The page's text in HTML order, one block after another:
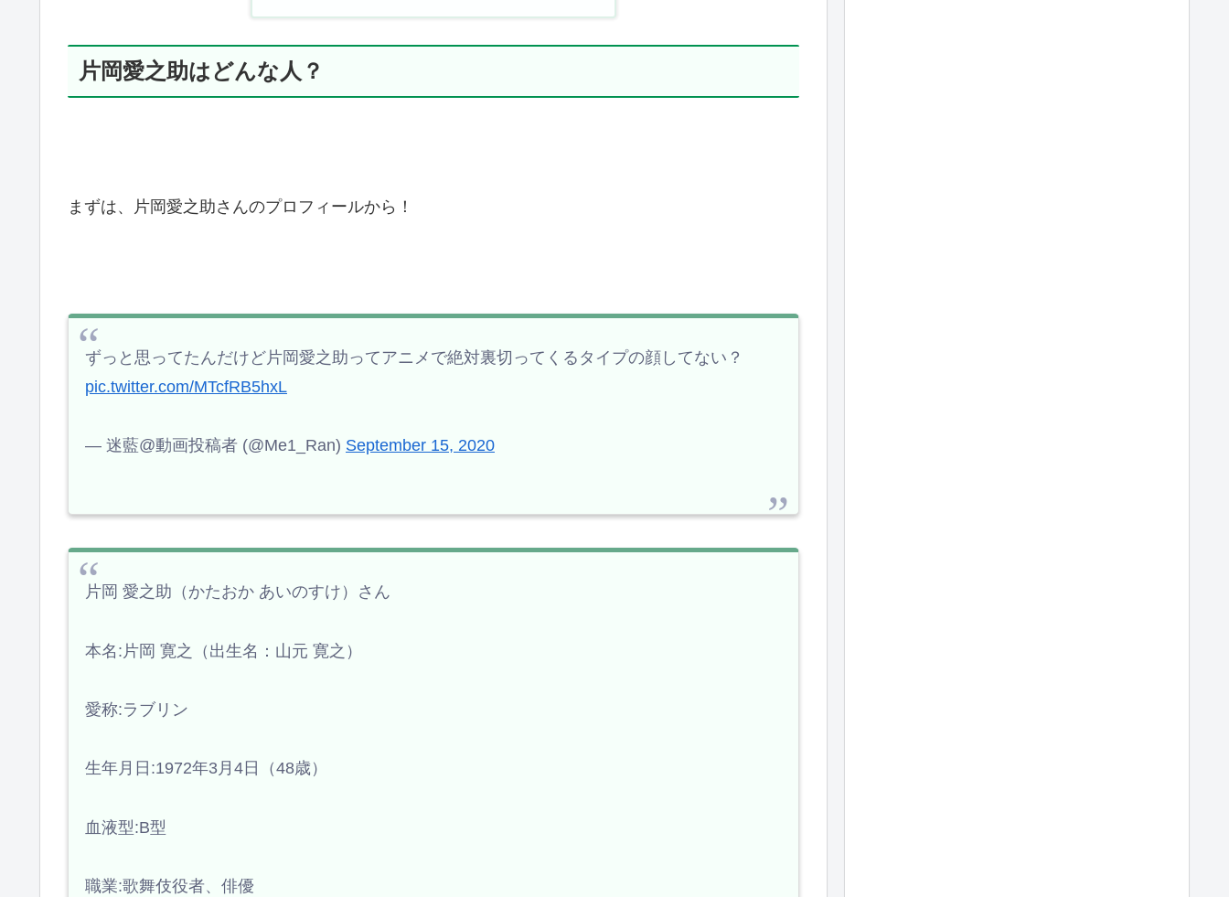
片岡愛之助はどんな人？
まずは、片岡愛之助さんのプロフィールから！
ずっと思ってたんだけど片岡愛之助ってアニメで絶対裏切ってくるタイプの顔してない？
pic.twitter.com/MTcfRB5hxL
— 迷藍@動画投稿者 (@Me1_Ran) September 15, 2020
片岡 愛之助（かたおか あいのすけ）さん
本名:片岡 寛之（出生名：山元 寛之）
愛称:ラブリン
生年月日:1972年3月4日（48歳）
血液型:B型
職業:歌舞伎役者、俳優